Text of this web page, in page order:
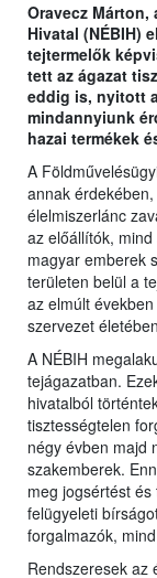
Oravecz Márton,
Hivatal (NÉBIH)
tejtermelők
tett az ágazat
eddig is, nyitott
mindannyiunk
hazai termékek
A
annak
élelmiszerlánc
az előállítók,
magyar emberek
területen belül a
az elmúlt
szervezet
A NÉBIH
tejágazatban.
hivatalból
tisztességtelen
négy évben majd
szakemberek.
meg jogsértést
felügyeleti
forgalmazók,
Rendszeresek az